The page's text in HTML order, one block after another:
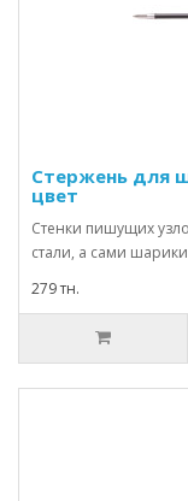
Стержень для
цвет
Стенки пишущих
стали, а сами
279 тн.